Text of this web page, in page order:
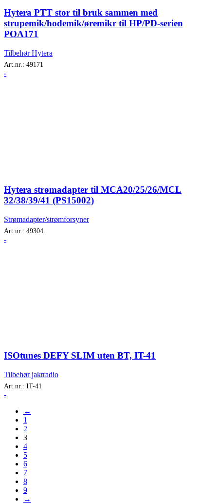
Hytera PTT stor til bruk sammen med
strupemik/hodemik/øremikr til HP/PD-serien
POA171
Tilbehør Hytera
Art.nr.: 49171
-
Hytera strømadapter til MCA20/25/26/MCL
32/38/39/41 (PS15002)
Strømadapter/strømforsyner
Art.nr.: 49304
-
ISOtunes DEFY SLIM uten BT, IT-41
Tilbehør jaktradio
Art.nr.: IT-41
-
←
1
2
3
4
5
6
7
8
9
→